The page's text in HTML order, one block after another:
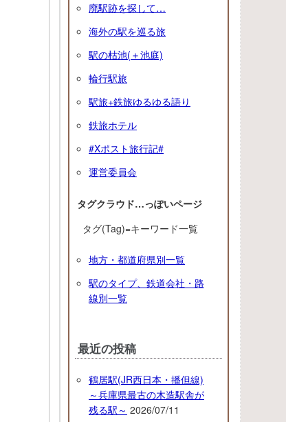
廃駅跡を探して…
海外の駅を巡る旅
駅の枯池(＋池庭)
輪行駅旅
駅旅+鉄旅ゆるゆる語り
鉄旅ホテル
#Xポスト旅行記#
運営委員会
タグクラウド…っぽいページ
タグ(Tag)=キーワード一覧
地方・都道府県別一覧
駅のタイプ、鉄道会社・路
線別一覧
最近の投稿
鶴居駅(JR西日本・播但線)
～兵庫県最古の木造駅舎が
残る駅～ 2026/07/11